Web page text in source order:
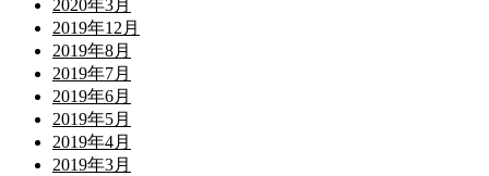
2020年3月
2019年12月
2019年8月
2019年7月
2019年6月
2019年5月
2019年4月
2019年3月